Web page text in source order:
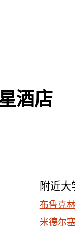
酒店
附近大
布鲁克
米德尔